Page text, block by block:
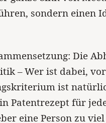
sondern einen
Die
– Wer ist dabei,
ist
Patentrezept für
eine Person zu